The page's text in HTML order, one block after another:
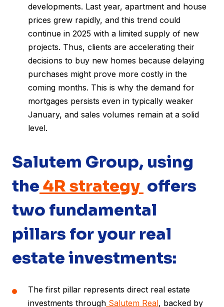
developments. Last year, apartment and house
prices grew rapidly, and this trend could
continue in 2025 with a limited supply of new
projects. Thus, clients are accelerating their
decisions to buy new homes because delaying
purchases might prove more costly in the
coming months. This is why the demand for
mortgages persists even in typically weaker
January, and sales volumes remain at a solid
level.
Salutem Group, using
the 4R strategy offers
two fundamental
pillars for your real
estate investments:
The first pillar represents direct real estate
investments through Salutem Real, backed by